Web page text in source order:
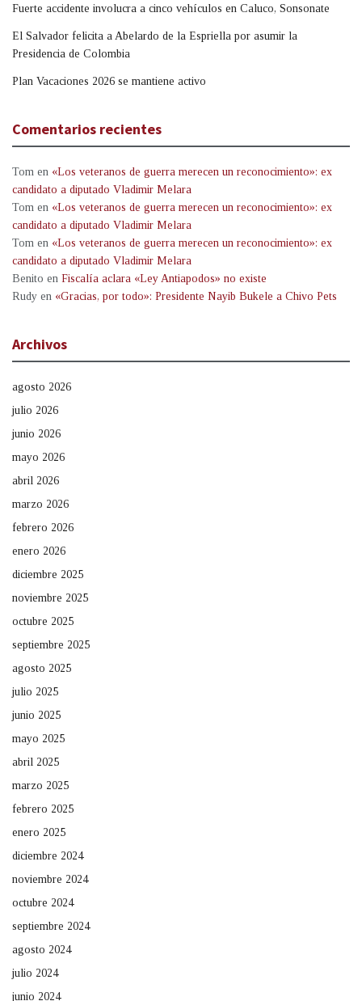
Fuerte accidente involucra a cinco vehículos en Caluco, Sonsonate
El Salvador felicita a Abelardo de la Espriella por asumir la
Presidencia de Colombia
Plan Vacaciones 2026 se mantiene activo
Comentarios recientes
Tom en «Los veteranos de guerra merecen un reconocimiento»: ex
candidato a diputado Vladimir Melara
Tom en «Los veteranos de guerra merecen un reconocimiento»: ex
candidato a diputado Vladimir Melara
Tom en «Los veteranos de guerra merecen un reconocimiento»: ex
candidato a diputado Vladimir Melara
Benito en Fiscalía aclara «Ley Antiapodos» no existe
Rudy en «Gracias, por todo»: Presidente Nayib Bukele a Chivo Pets
Archivos
agosto 2026
julio 2026
junio 2026
mayo 2026
abril 2026
marzo 2026
febrero 2026
enero 2026
diciembre 2025
noviembre 2025
octubre 2025
septiembre 2025
agosto 2025
julio 2025
junio 2025
mayo 2025
abril 2025
marzo 2025
febrero 2025
enero 2025
diciembre 2024
noviembre 2024
octubre 2024
septiembre 2024
agosto 2024
julio 2024
junio 2024